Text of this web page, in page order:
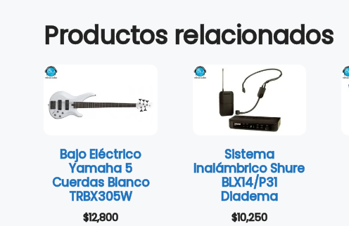
Productos relacionados
Bajo Eléctrico
Yamaha 5
Cuerdas Blanco
TRBX305W
$12,800
Sistema
Inalámbrico Shure
BLX14/P31
Diadema
$10,250